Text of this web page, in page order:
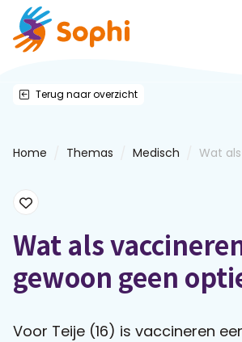
Thema's
Webinars
E-learnings
Terug naar overzicht
Home Themas Medisch Wat
Wat als
gewoon geen
Voor Teije (16) is vaccineren